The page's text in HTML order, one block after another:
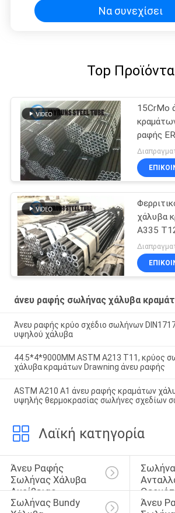
Να συνεχίσει
Top Προϊόντα
15CrMo
ραφής
σωλήνες
σχεδίων
χάλυβα
A335
υψηλής
χάλυβας
άνευ ραφής σωλήνας χάλυβα
Άνευ ραφής κρύο σχέδιο σωλήνων
υψηλού χάλυβα
44.5*4*9000MM ASTM A213 T11, κρύος
χάλυβα κραμάτων Drawning άνευ ραφής
ASTM A210 Α1 άνευ ραφής κραμάτων
υψηλής θερμοκρασίας σωλήνες σχεδίων
Λαϊκή κατηγορία
Άνευ Ραφής
Σωλήνας Χάλυβα
Ακρίβειας
Σωλήνας Bundy
Άνευ